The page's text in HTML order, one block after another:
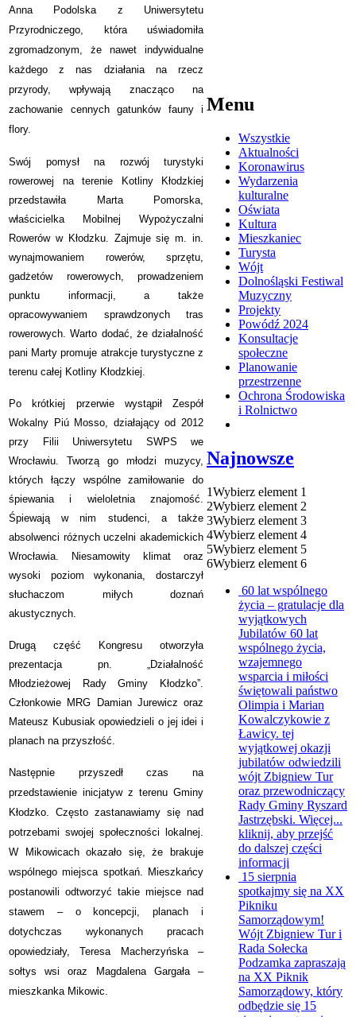
Anna Podolska z Uniwersytetu
Przyrodniczego, która uświadomiła
zgromadzonym, że nawet indywidualne
każdego z nas działania na rzecz
przyrody, wpływają znacząco na
zachowanie cennych gatunków fauny i
flory.
Swój pomysł na rozwój turystyki
rowerowej na terenie Kotliny Kłodzkiej
przedstawiła Marta Pomorska,
właścicielka Mobilnej Wypożyczalni
Rowerów w Kłodzku. Zajmuje się m. in.
wynajmowaniem rowerów, sprzętu,
gadżetów rowerowych, prowadzeniem
punktu informacji, a także
opracowywaniem sprawdzonych tras
rowerowych. Warto dodać, że działalność
pani Marty promuje atrakcje turystyczne z
terenu całej Kotliny Kłodzkiej.
Po krótkiej przerwie wystąpił Zespół
Wokalny Piú Mosso, działający od 2012
przy Filii Uniwersytetu SWPS we
Wrocławiu. Tworzą go młodzi muzycy,
których łączy wspólne zamiłowanie do
śpiewania i wieloletnia znajomość.
Śpiewają w nim studenci, a także
absolwenci różnych uczelni akademickich
Wrocławia. Niesamowity klimat oraz
wysoki poziom wykonania, dostarczył
słuchaczom miłych doznań
akustycznych.
Drugą część Kongresu otworzyła
prezentacja pn. „Działalność
Młodzieżowej Rady Gminy Kłodzko”.
Członkowie MRG Damian Jurewicz oraz
Mateusz Kubusiak opowiedzieli o jej idei i
planach na przyszłość.
Następnie przyszedł czas na
przedstawienie inicjatyw z terenu Gminy
Kłodzko. Często zastanawiamy się nad
potrzebami swojej społeczności
lokalnej.
W Mikowicach okazało się, że brakuje
wspólnego miejsca spotkań. Mieszkańcy
postanowili odtworzyć takie miejsce nad
stawem – o koncepcji, planach i
dotychczas wykonanych pracach
opowiedziały, Teresa Macherzyńska –
sołtys wsi oraz Magdalena Gargała –
mieszkanka Mikowic.
Menu
Wszystkie
Aktualności
Koronawirus
Wydarzenia
kulturalne
Oświata
Kultura
Mieszkaniec
Turysta
Wójt
Dolnośląski Festiwal
Muzyczny
Projekty
Powódź 2024
Konsultacje
społeczne
Planowanie
przestrzenne
Ochrona Środowiska
i Rolnictwo
Najnowsze
1Wybierz element 1
2Wybierz element 2
3Wybierz element 3
4Wybierz element 4
5Wybierz element 5
6Wybierz element 6
60 lat wspólnego
życia – gratulacje dla
wyjątkowych
Jubilatów 60 lat
wspólnego życia,
wzajemnego
wsparcia i miłości
świętowali państwo
Olimpia i Marian
Kowalczykowie z
Ławicy. tej
wyjątkowej okazji
jubilatów odwiedzili
wójt Zbigniew Tur
oraz przewodniczący
Rady Gminy Ryszard
Jastrzębski. Więcej...
kliknij, aby przejść
do dalszej części
informacji
15 sierpnia
spotkajmy się na XX
Pikniku
Samorządowym!
Wójt Zbigniew Tur i
Rada Sołecka
Podzamka zapraszają
na XX Piknik
Samorządowy, który
odbędzie się 15